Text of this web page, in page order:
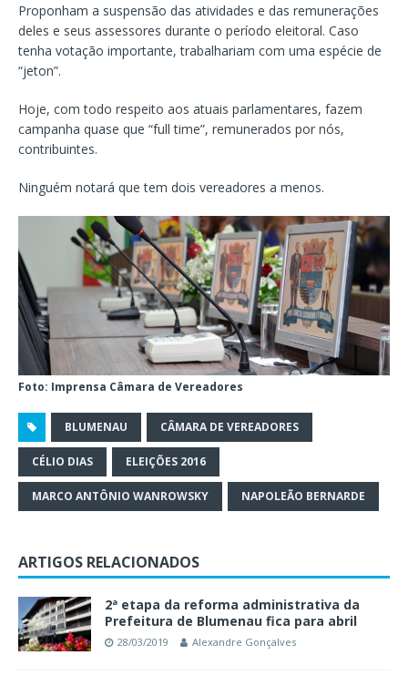
Proponham a suspensão das atividades e das remunerações
deles e seus assessores durante o período eleitoral. Caso
tenha votação importante, trabalhariam com uma espécie de
“jeton”.
Hoje, com todo respeito aos atuais parlamentares, fazem
campanha quase que “full time”, remunerados por nós,
contribuintes.
Ninguém notará que tem dois vereadores a menos.
Foto: Imprensa Câmara de Vereadores
BLUMENAU CÂMARA DE VEREADORES
CÉLIO DIAS ELEIÇÕES 2016
MARCO ANTÔNIO WANROWSKY NAPOLEÃO BERNARDE
ARTIGOS RELACIONADOS
2ª etapa da reforma administrativa da
Prefeitura de Blumenau fica para abril
28/03/2019 Alexandre Gonçalves